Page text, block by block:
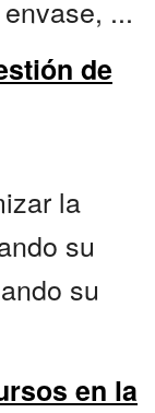
...
de
la
su
su
en la